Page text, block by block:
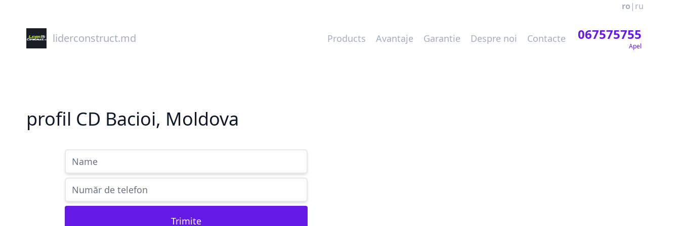
ro | ru
liderconstruct.md Products Avantaje Garantie Despre noi Contacte 067575755
Apel
profil CD Bacioi, Moldova
Trimite